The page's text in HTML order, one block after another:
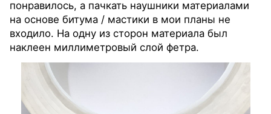
понравилось, а пачкать наушники материалами
на основе битума / мастики в мои планы не
входило. На одну из сторон материала был
наклеен миллиметровый слой фетра.